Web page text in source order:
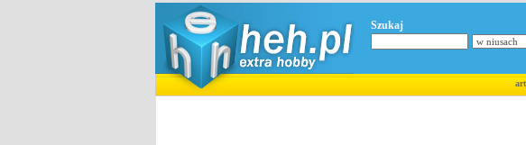
Szukaj